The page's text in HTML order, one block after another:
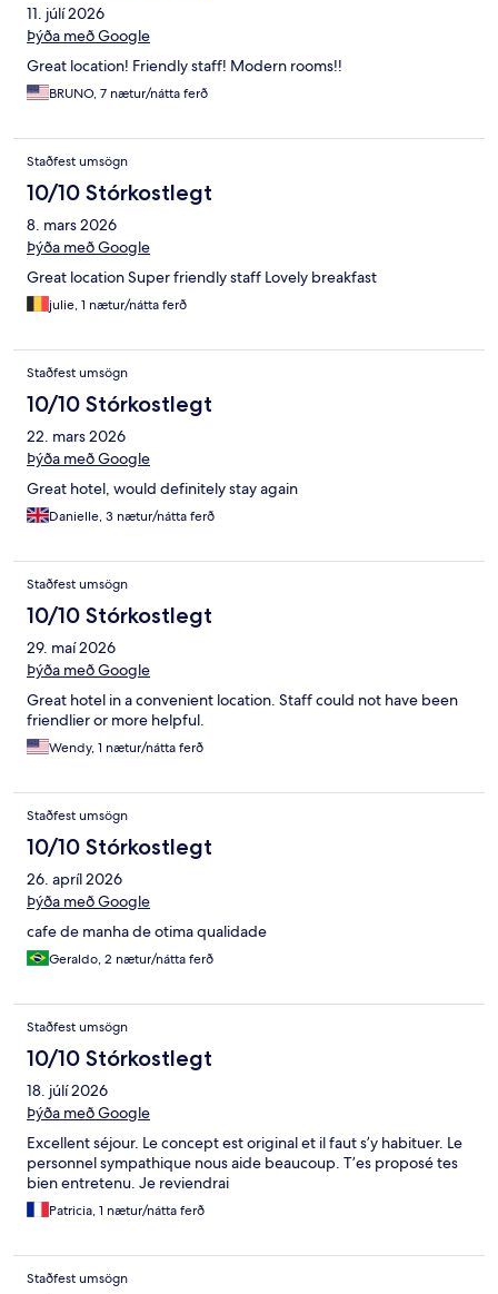
11. júlí 2026
Þýða með Google
Great location! Friendly staff! Modern rooms!!
BRUNO, 7 nætur/nátta ferð
Staðfest umsögn
10/10 Stórkostlegt
8. mars 2026
Þýða með Google
Great location Super friendly staff Lovely breakfast
julie, 1 nætur/nátta ferð
Staðfest umsögn
10/10 Stórkostlegt
22. mars 2026
Þýða með Google
Great hotel, would definitely stay again
Danielle, 3 nætur/nátta ferð
Staðfest umsögn
10/10 Stórkostlegt
29. maí 2026
Þýða með Google
Great hotel in a convenient location. Staff could not have been
friendlier or more helpful.
Wendy, 1 nætur/nátta ferð
Staðfest umsögn
10/10 Stórkostlegt
26. apríl 2026
Þýða með Google
cafe de manha de otima qualidade
Geraldo, 2 nætur/nátta ferð
Staðfest umsögn
10/10 Stórkostlegt
18. júlí 2026
Þýða með Google
Excellent séjour. Le concept est original et il faut s’y habituer. Le
personnel sympathique nous aide beaucoup. T’es proposé tes
bien entretenu. Je reviendrai
Patricia, 1 nætur/nátta ferð
Staðfest umsögn